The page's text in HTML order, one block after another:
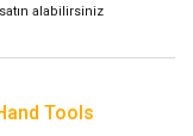
satın alabilirsiniz
Tools